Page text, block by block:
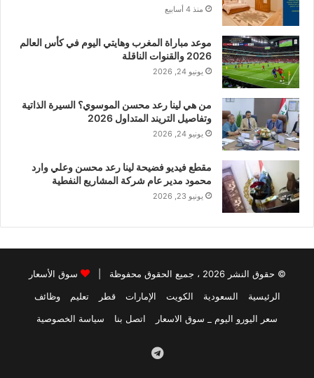
منذ 4 أسابيع
موعد مباراة المغرب وهايتي اليوم في كأس العالم
2026 والقنوات الناقلة
يونيو 24, 2026
من هي لينا رعد محسن الموسوي؟ السيرة الذاتية
وتفاصيل التريند المتداول 2026
يونيو 24, 2026
مقطع فيديو فضيحة لينا رعد محسن وعلي وارد
محمود مدير عام شركة المشاريع النفطية
يونيو 23, 2026
© حقوق النشر 2026 ، جميع الحقوق محفوظة |
سوق الأسعار
الرئيسية
السعودية الكويت الإمارات قطر تعليم
وظائف
سعر اليورو اليوم _ سوق الاسعار
اتصل بنا سياسة الخصوصية
Telegram